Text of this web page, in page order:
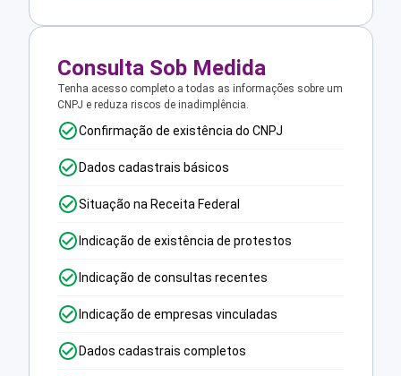
Consulta Sob Medida
Tenha acesso completo a todas as informações sobre um
CNPJ e reduza riscos de inadimplência.
Confirmação de existência do CNPJ
Dados cadastrais básicos
Situação na Receita Federal
Indicação de existência de protestos
Indicação de consultas recentes
Indicação de empresas vinculadas
Dados cadastrais completos